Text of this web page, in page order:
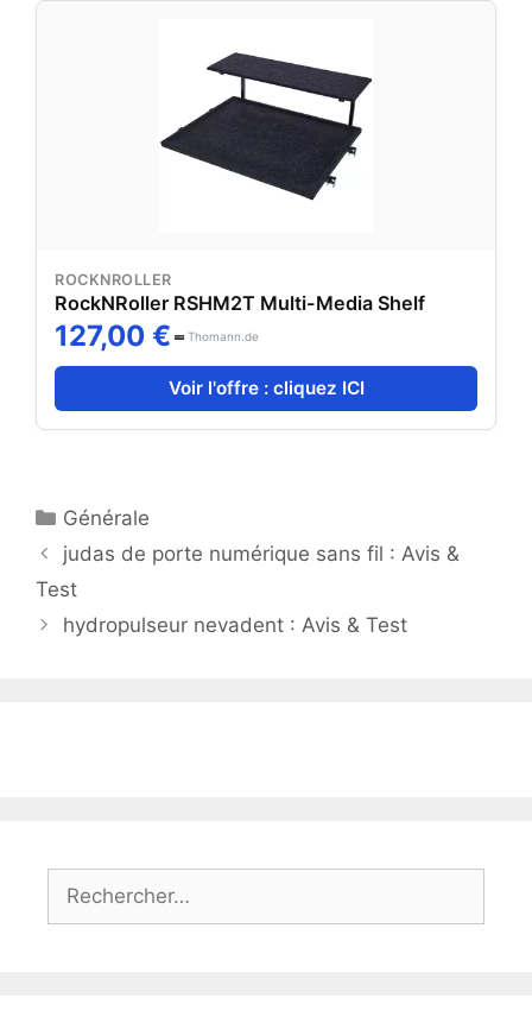
ROCKNROLLER
RockNRoller RSHM2T Multi-Media Shelf
127,00 € Thomann.de
Voir l'offre : cliquez ICI
Catégories
Générale
judas de porte numérique sans fil : Avis &
Test
hydropulseur nevadent : Avis & Test
Rechercher :